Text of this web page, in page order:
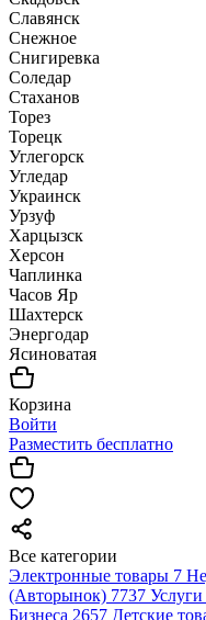
Славянск
Снежное
Снигиревка
Соледар
Стаханов
Торез
Торецк
Углегорск
Угледар
Украинск
Урзуф
Харцызск
Херсон
Чаплинка
Часов Яр
Шахтерск
Энергодар
Ясиноватая
Корзина
Войти
Разместить бесплатно
Все категории
Электронные товары 7
(Авторынок) 7737 Услуги
Бизнеса 2657 Детские